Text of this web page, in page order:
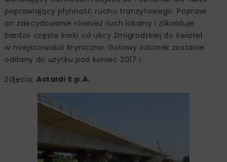
poprawiający płynność ruchu tranzytowego. Poprawi
on zdecydowanie również ruch lokalny i zlikwiduje
bardzo częste korki od ulicy Żmigrodzkiej do świateł
w miejscowości Kryniczno. Gotowy odcinek zostanie
oddany do użytku pod koniec 2017 r.
Zdjęcia: Astaldi S.p.A.